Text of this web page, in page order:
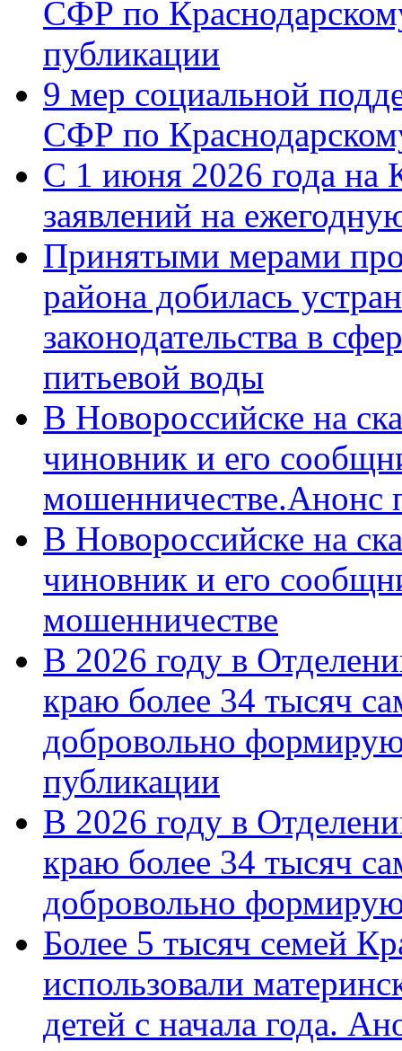
СФР по
публикации
9 мер социальной
СФР по
С 1 июня 2026 года на
заявлений на
Принятыми мерами
района добилась
законодательства в
питьевой воды
В Новороссийске на
чиновник и его
мошенничестве.Анонс
В Новороссийске на
чиновник и его
мошенничестве
В 2026 году в
краю более 34 тысяч
добровольно
публикации
В 2026 году в
краю более 34 тысяч
добровольно
Более 5 тысяч семей
использовали
детей с начала года.